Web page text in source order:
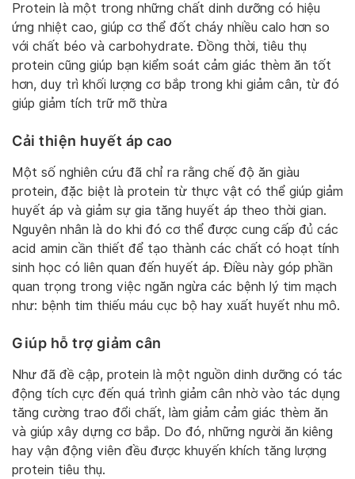
Protein là một trong những chất dinh dưỡng có hiệu
ứng nhiệt cao, giúp cơ thể đốt cháy nhiều calo hơn so
với chất béo và carbohydrate. Đồng thời, tiêu thụ
protein cũng giúp bạn kiểm soát cảm giác thèm ăn tốt
hơn, duy trì khối lượng cơ bắp trong khi giảm cân, từ đó
giúp giảm tích trữ mỡ thừa
Cải thiện huyết áp cao
Một số nghiên cứu đã chỉ ra rằng chế độ ăn giàu
protein, đặc biệt là protein từ thực vật có thể giúp giảm
huyết áp và giảm sự gia tăng huyết áp theo thời gian.
Nguyên nhân là do khi đó cơ thể được cung cấp đủ các
acid amin cần thiết để tạo thành các chất có hoạt tính
sinh học có liên quan đến huyết áp. Điều này góp phần
quan trọng trong việc ngăn ngừa các bệnh lý tim mạch
như: bệnh tim thiếu máu cục bộ hay xuất huyết nhu mô.
Giúp hỗ trợ giảm cân
Như đã đề cập, protein là một nguồn dinh dưỡng có tác
động tích cực đến quá trình giảm cân nhờ vào tác dụng
tăng cường trao đổi chất, làm giảm cảm giác thèm ăn
và giúp xây dựng cơ bắp. Do đó, những người ăn kiêng
hay vận động viên đều được khuyến khích tăng lượng
protein tiêu thụ.